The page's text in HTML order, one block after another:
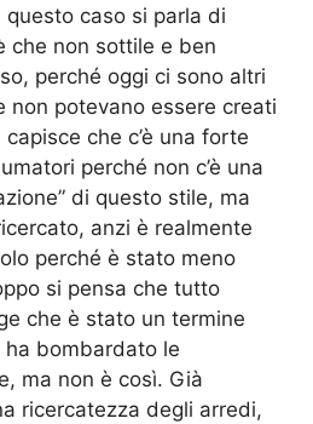
caso si parla di
che non sottile e ben
perché oggi ci sono altri
non potevano essere creati
che c’è una forte
perché non c’è una
di questo stile, ma
anzi è realmente
perché è stato meno
si pensa che tutto
che è stato un termine
ha bombardato le
ma non è così. Già
ricercatezza degli arredi,